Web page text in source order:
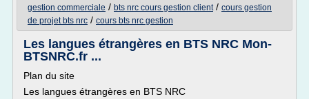
gestion commerciale / bts nrc cours gestion client/ cours gestion
de projet bts nrc / cours bts nrc gestion
Les langues étrangères en BTS NRC Mon-
BTSNRC.fr ...
Plan du site
Les langues étrangères en BTS NRC